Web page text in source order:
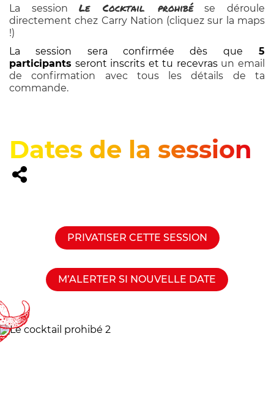
La session
Le Cocktail prohibése déroule
directement chez Carry Nation (cliquez sur la maps
!)
La session sera confirmée dès que 5
participants seront inscrits et tu recevrasun email
de confirmation avec tous les détails de ta
commande.
Dates de la session
PRIVATISER CETTE SESSION
M’ALERTER SI NOUVELLE DATE